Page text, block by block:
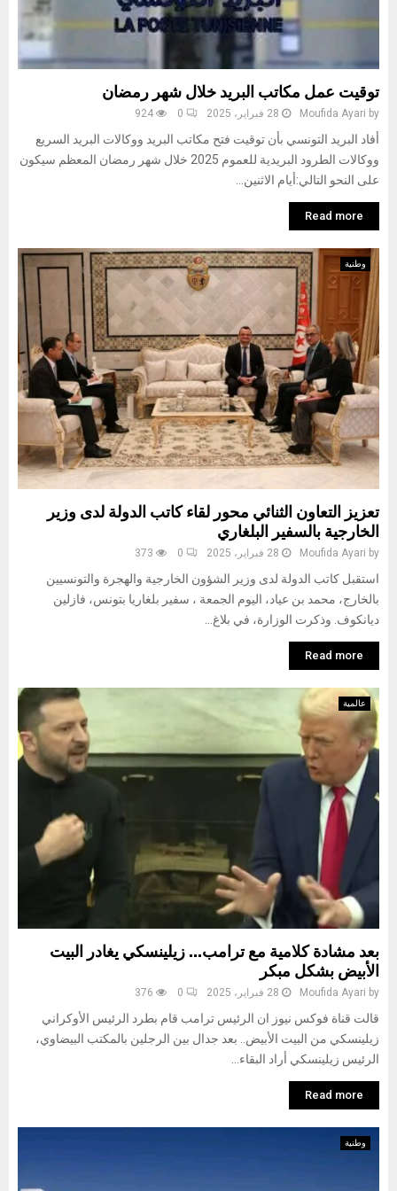
توقيت عمل مكاتب البريد خلال شهر رمضان
by
Moufida Ayari 28 فبراير، 2025 0
924
أفاد البريد التونسي بأن توقيت فتح مكاتب البريد ووكالات البريد السريع
ووكالات الطرود البريدية للعموم 2025 خلال شهر رمضان المعظم سيكون
على النحو التالي:أيام الاثنين...
Read more
وطنية
تعزيز التعاون الثنائي محور لقاء كاتب الدولة لدى وزير
الخارجية بالسفير البلغاري
by
Moufida Ayari 28 فبراير، 2025 0
373
استقبل كاتب الدولة لدى وزير الشؤون الخارجية والهجرة والتونسيين
بالخارج، محمد بن عياد، اليوم الجمعة ، سفير بلغاريا بتونس، فازلين
ديانكوف. وذكرت الوزارة، في بلاغ...
Read more
عالمية
بعد مشادة كلامية مع ترامب… زيلينسكي يغادر البيت
الأبيض بشكل مبكر
by
Moufida Ayari 28 فبراير، 2025 0
376
‏قالت قناة فوكس نيوز ان الرئيس ترامب قام بطرد الرئيس الأوكراني
زيلينسكي من البيت الأبيض.. بعد جدال بين الرجلين بالمكتب البيضاوي،
الرئيس زيلينسكي أراد البقاء...
Read more
وطنية